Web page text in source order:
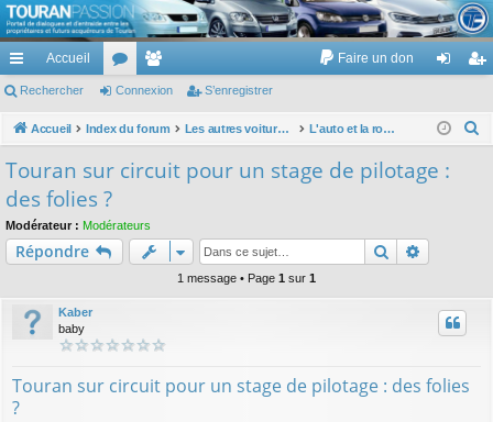
TouranPassion
Le forum des propriétaires ou futurs acquéreurs du Volkswagen Touran
cc
ès
pi
de
Accueil
or
u
e
m
Faire un don
ne nr
Rechercher Connexion S’enregistrer
Accueil Index du forum Les autres voitures et ce qui touche à la voiture L'auto et la route : droit, garantie, assurance, code, infraction, radars, points, permis, ...
h
Touran sur circuit pour un stage de pilotage :
des folies ?
Modérateur : Modérateurs
Répondre Rechercher
1 message • Page 1 sur 1
Kaber
baby
Touran sur circuit pour un stage de pilotage : des folies
?